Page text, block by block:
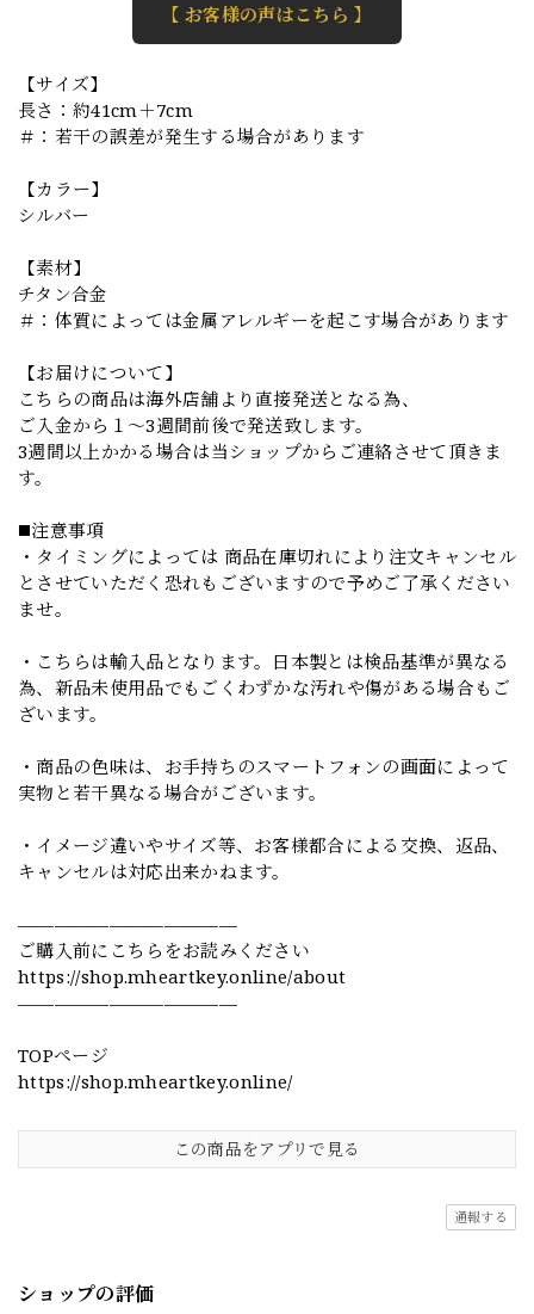
【 お客様の声はこちら 】
【サイズ】
長さ：約41cm＋7cm
＃：若干の誤差が発生する場合があります
【カラー】
シルバー
【素材】
チタン合金
＃：体質によっては金属アレルギーを起こす場合があります
【お届けについて】
こちらの商品は海外店舗より直接発送となる為、
ご入金から１～3週間前後で発送致します。
3週間以上かかる場合は当ショップからご連絡させて頂きま
す。
◼️注意事項
・タイミングによっては 商品在庫切れにより注文キャンセル
とさせていただく恐れもございますので予めご了承ください
ませ。
・こちらは輸入品となります。日本製とは検品基準が異なる
為、新品未使用品でもごくわずかな汚れや傷がある場合もご
ざいます。
・商品の色味は、お手持ちのスマートフォンの画面によって
実物と若干異なる場合がございます。
・イメージ違いやサイズ等、お客様都合による交換、返品、
キャンセルは対応出来かねます。
————————————
ご購入前にこちらをお読みください
https://shop.mheartkey.online/about
————————————
TOPページ
https://shop.mheartkey.online/
この商品をアプリで見る
通報する
ショップの評価